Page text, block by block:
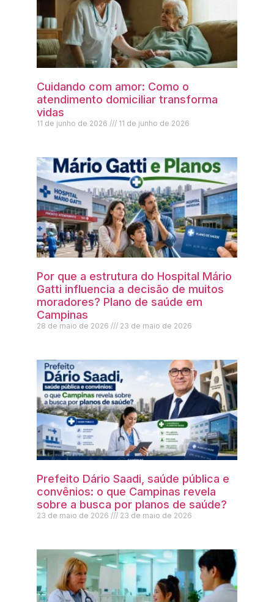
Cuidando com amor: Como o
atendimento domiciliar transforma
vidas
11 de junho de 2026 11 de junho de 2026
Por que a estrutura do Hospital Mário
Gatti influencia a decisão de muitos
moradores? Plano de saúde em
Campinas
28 de maio de 2026 23 de maio de 2026
Prefeito Dário Saadi, saúde pública e
convênios: o que Campinas revela
sobre a busca por planos de saúde?
23 de maio de 2026 23 de maio de 2026